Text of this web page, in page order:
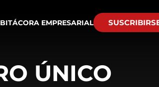
BITÁCORA EMPRESARIAL
ÚNICO